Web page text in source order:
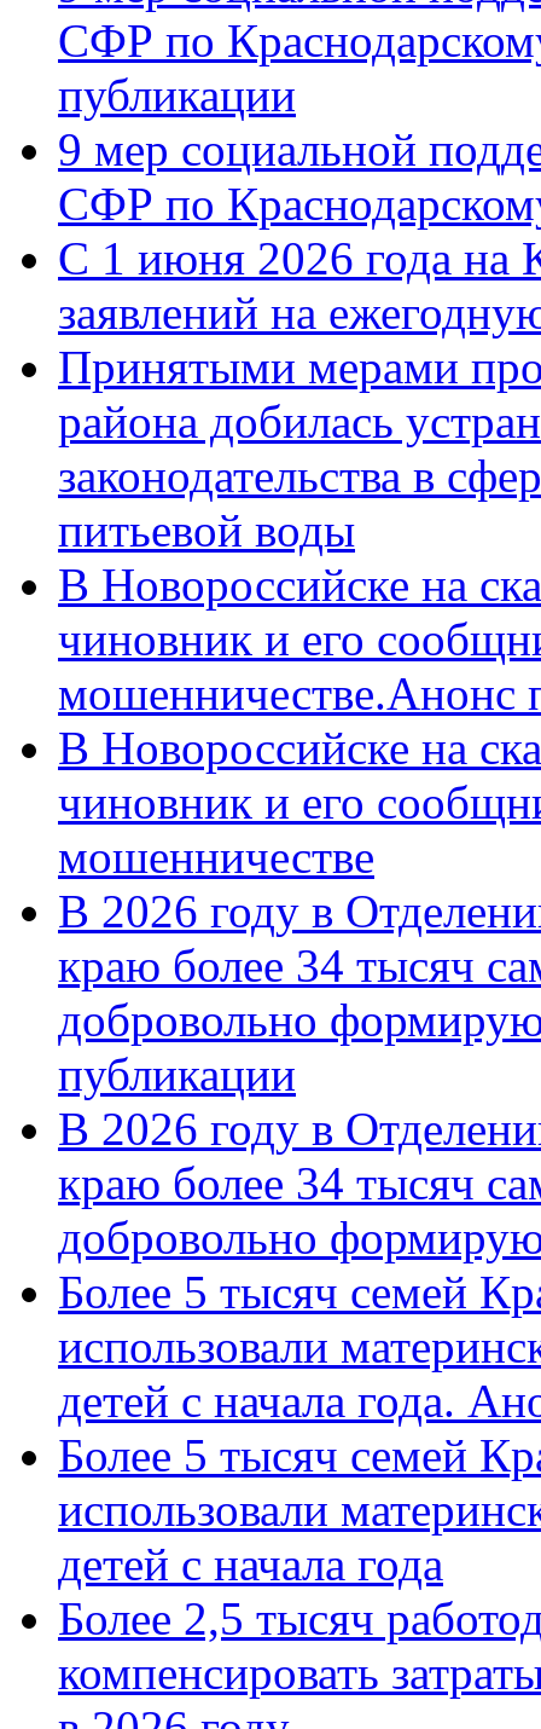
СФР по
публикации
9 мер социальной
СФР по
С 1 июня 2026 года на
заявлений на
Принятыми мерами
района добилась
законодательства в
питьевой воды
В Новороссийске на
чиновник и его
мошенничестве.Анонс
В Новороссийске на
чиновник и его
мошенничестве
В 2026 году в
краю более 34 тысяч
добровольно
публикации
В 2026 году в
краю более 34 тысяч
добровольно
Более 5 тысяч семей
использовали
детей с начала года.
Более 5 тысяч семей
использовали
детей с начала года
Более 2,5 тысяч
компенсировать